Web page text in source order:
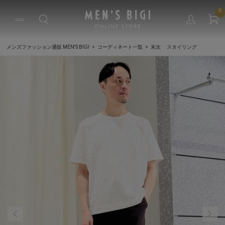
0
メンズファッション通販 MEN'S BIGI コーディネート一覧 末次 スタイリング